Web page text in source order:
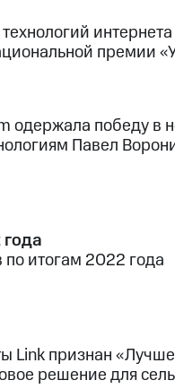
премии
одержала победу в
Павел
итогам 2022 года
Link признан
решение для